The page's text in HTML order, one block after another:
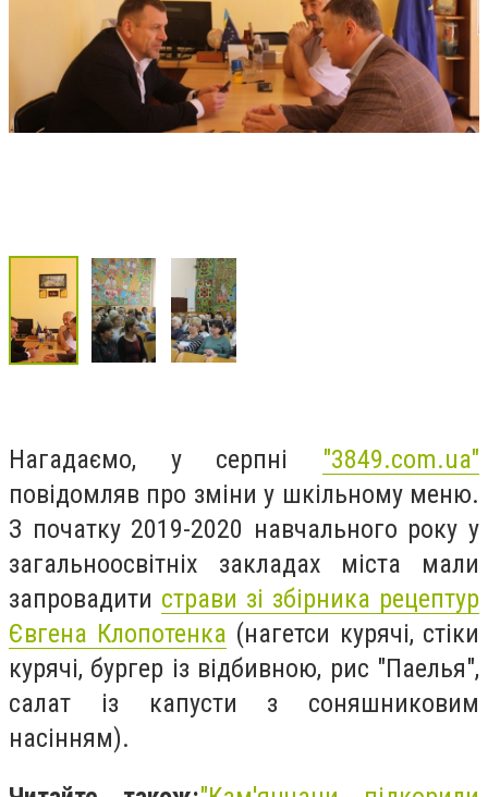
Нагадаємо, у серпні "3849.com.ua"
повідомляв про зміни у шкільному меню.
З початку 2019-2020 навчального року у
загальноосвітніх закладах міста мали
запровадити страви зі збірника рецептур
Євгена Клопотенка (нагетси курячі, стіки
курячі, бургер із відбивною, рис "Паелья",
салат із капусти з соняшниковим
насінням).